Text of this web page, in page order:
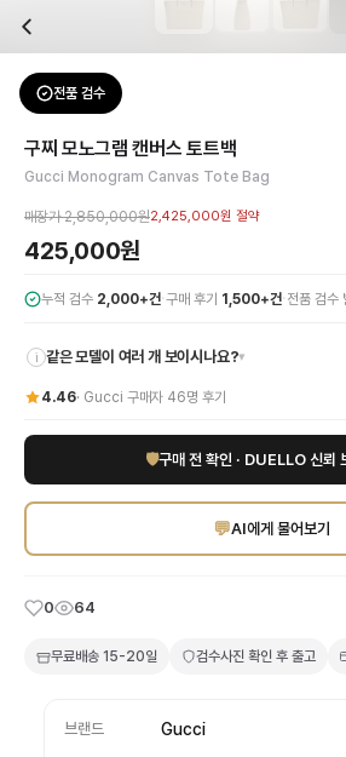
배송은 얼마나 걸리나요?
검수는 어떻게 진행되나요? 검수 사진을 받을 수 있나
전문 스태프가 실물 상품을 직접 확인한 후 검수 사
교환이나 반품이 가능한가요?
수령 후 7일 이내 신청하시면 상품 하자, 사이즈 불
쿠폰과 적립금을 함께 사용할 수 있나요?
네, 쿠폰과 적립금을 결제 시 함께 사용하실 수 있
브랜드:
성별:여성
색상:베이지
가격:425,000원
구찌의 아이코닉한 모노그램 캔버스 토트백으로 당
구찌 모노그램 캔버스 토트백 을 DUELLO에
전품 검수
Gucci토트백
구찌 모노그램 캔버스 토트백
Gucci Monogram Canvas Tote Bag
매장가2,850,000원2,425,000원 절약
425,000원
누적 검수 2,000+건·구매 후기 1,500+건· 전품 검수
i 같은 모델이 여러 개 보이시나요?▾
4.46· Gucci 구매자 46명 후기
🛡구매 전 확인 · DUELLO 신뢰
💬AI에게 물어보기
0 64
무료배송 15-20일 검수사진 확인 후 출고
브랜드 Gucci